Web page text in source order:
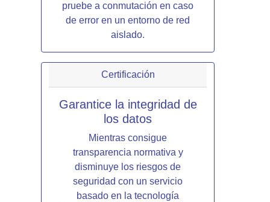
pruebe a conmutación en caso
de error en un entorno de red
aislado.
Certificación
Garantice la integridad de
los datos
Mientras consigue
transparencia normativa y
disminuye los riesgos de
seguridad con un servicio
basado en la tecnología